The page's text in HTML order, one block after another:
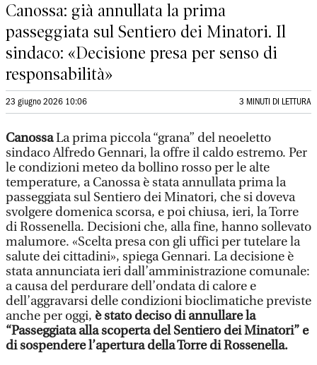
Canossa: già annullata la prima
passeggiata sul Sentiero dei Minatori. Il
sindaco: «Decisione presa per senso di
responsabilità»
23 giugno 2026 10:06 3 MINUTI DI LETTURA
CanossaLa prima piccola “grana” del neoeletto
sindaco Alfredo Gennari, la offre il caldo estremo. Per
le condizioni meteo da bollino rosso per le alte
temperature, a Canossa è stata annullata prima la
passeggiata sul Sentiero dei Minatori, che si doveva
svolgere domenica scorsa, e poi chiusa, ieri, la Torre
di Rossenella. Decisioni che, alla fine, hanno sollevato
malumore. «Scelta presa con gli uffici per tutelare la
salute dei cittadini», spiega Gennari. La decisione è
stata annunciata ieri dall’amministrazione comunale:
a causa del perdurare dell’ondata di calore e
dell’aggravarsi delle condizioni bioclimatiche previste
anche per oggi, è stato deciso di annullare la
“Passeggiata alla scoperta del Sentiero dei Minatori” e
di sospendere l’apertura della Torre di Rossenella.